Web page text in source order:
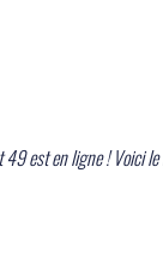
est en ligne ! Voici